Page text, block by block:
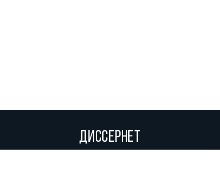
ДИССЕРНЕТ